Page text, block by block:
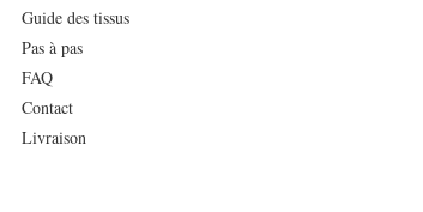
Guide des tissus
Pas à pas
FAQ
Contact
Livraison